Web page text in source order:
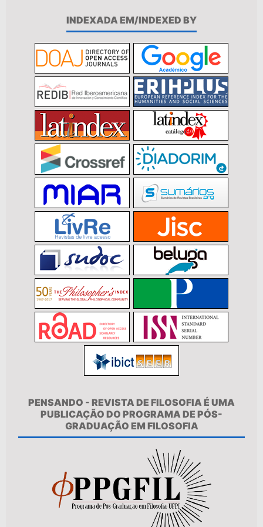
INDEXADA EM/INDEXED BY
PENSANDO - REVISTA DE FILOSOFIA É UMA
PUBLICAÇÃO DO PROGRAMA DE PÓS-
GRADUAÇÃO EM FILOSOFIA